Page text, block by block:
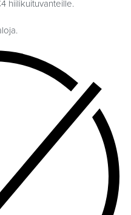
hiilikuituvanteille.